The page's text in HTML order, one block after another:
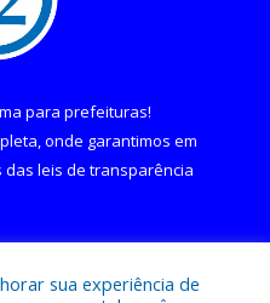
para prefeituras!
onde garantimos em
das leis de transparência
sua experiência de